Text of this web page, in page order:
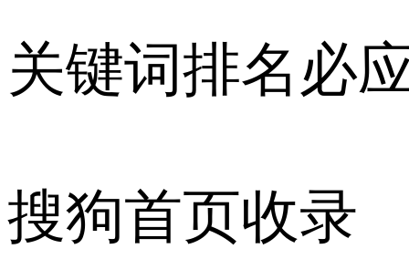
关键词排名必
搜狗首页收录